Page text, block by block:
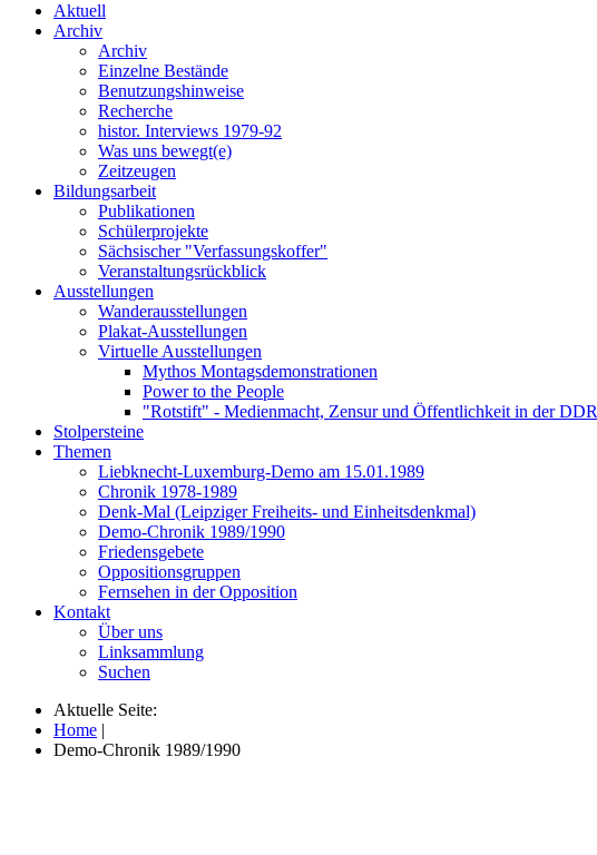
Aktuell
Archiv
Archiv
Einzelne Bestände
Benutzungshinweise
Recherche
histor. Interviews 1979-92
Was uns bewegt(e)
Zeitzeugen
Bildungsarbeit
Publikationen
Schülerprojekte
Sächsischer "Verfassungskoffer"
Veranstaltungsrückblick
Ausstellungen
Wanderausstellungen
Plakat-Ausstellungen
Virtuelle Ausstellungen
Mythos Montagsdemonstrationen
Power to the People
"Rotstift" - Medienmacht, Zensur und Öffentlichkeit in der DDR
Stolpersteine
Themen
Liebknecht-Luxemburg-Demo am 15.01.1989
Chronik 1978-1989
Denk-Mal (Leipziger Freiheits- und Einheitsdenkmal)
Demo-Chronik 1989/1990
Friedensgebete
Oppositionsgruppen
Fernsehen in der Opposition
Kontakt
Über uns
Linksammlung
Suchen
Aktuelle Seite:
Home |
Demo-Chronik 1989/1990